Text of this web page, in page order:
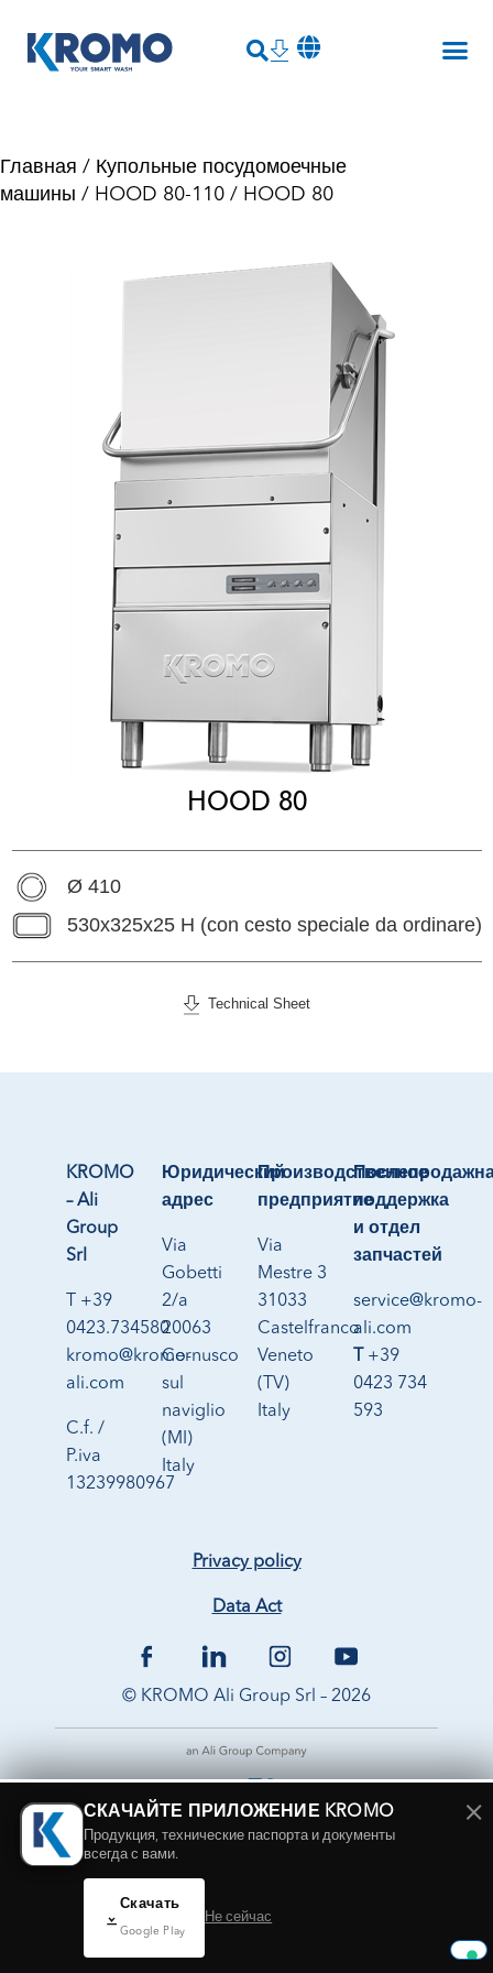
Главная / Купольные посудомоечные
машины / HOOD 80-110 / HOOD 80
HOOD 80
Ø 410
530x325x25 H (con cesto speciale da ordinare)
Technical Sheet
KROMO
– Ali
Group
Srl
T +39
0423.734580
kromo@kromo-
ali.com
C.f. /
P.iva
13239980967
Юридический
адрес
Via
Gobetti
2/a
20063
Cernusco
sul
naviglio
(MI)
Italy
Производственное
предприятие
Via
Mestre 3
31033
Castelfranco
Veneto
(TV)
Italy
поддержка
и отдел
запчастей
service@kromo-
ali.com
T +39
0423 734
593
Privacy policy
Data Act
© KROMO Ali Group Srl – 2026
СКАЧАЙТЕ ПРИЛОЖЕНИЕ KROMO
Продукция, технические паспорта и документы
всегда с вами.
Скачать
Google Play
Не сейчас
×